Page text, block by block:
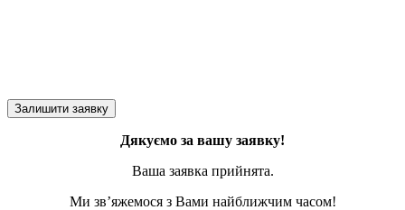
Дякуємо за вашу заявку!
Ваша заявка прийнята.
Ми зв’яжемося з Вами найближчим часом!